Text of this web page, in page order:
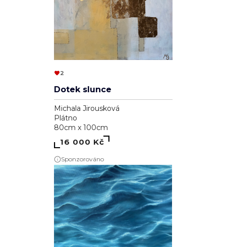
2
Dotek slunce
Michala Jirousková
Plátno
80cm x 100cm
16 000 Kč
Sponzorováno